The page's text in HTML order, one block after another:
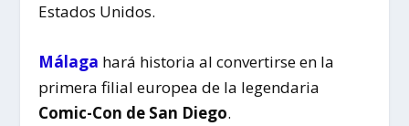
Estados Unidos.
Málaga hará historia al convertirse en la
primera filial europea de la legendaria
Comic-Con de San Diego.